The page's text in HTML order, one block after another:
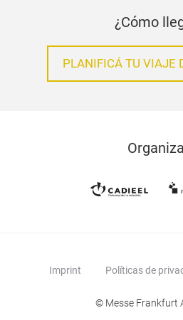
¿Cómo
PLANIFICÁ TU VIAJE
Imprint Políticas de
© Messe Frankfurt